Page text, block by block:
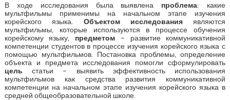
В ходе исследования была выявлена проблема: какие
мультфильмы применимы на начальном этапе изучения
корейского языка. Объектом исследованияявляются
мультфильмы, которые используются в процессе обучения
корейскому языку, предметом – развитие коммуникативной
компетенции студентов в процессе изучения корейского языка с
помощью мультфильмов. Постановка проблемы, определение
объекта и предмета исследования помогли сформулировать
цель статьи – выявить эффективность использования
мультфильмов как средства развития коммуникативной
компетенции на начальном этапе изучения корейского языка в
средней общеобразовательной школе.